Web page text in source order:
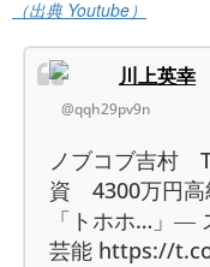
（出典 Youtube）
川上英幸
@qqh29pv9n
ノブコブ吉村
資 4300万円高
「トホホ…」―
芸能 https://